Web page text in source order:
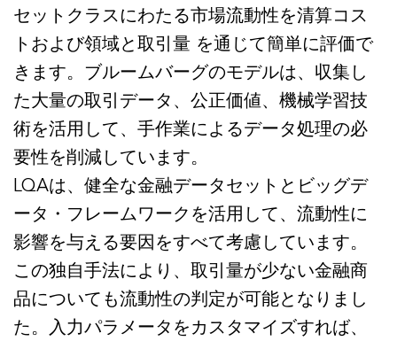
セットクラスにわたる市場流動性を清算コス
トおよび領域と取引量 を通じて簡単に評価で
きます。ブルームバーグのモデルは、収集し
た大量の取引データ、公正価値、機械学習技
術を活用して、手作業によるデータ処理の必
要性を削減しています。
LQAは、健全な金融データセットとビッグデ
ータ・フレームワークを活用して、流動性に
影響を与える要因をすべて考慮しています。
この独自手法により、取引量が少ない金融商
品についても流動性の判定が可能となりまし
た。入力パラメータをカスタマイズすれば、